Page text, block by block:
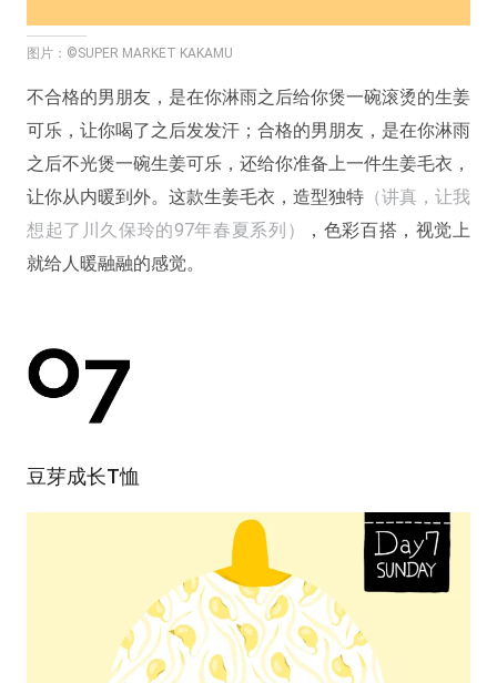
图片：©SUPER MARKET KAKAMU
不合格的男朋友，是在你淋雨之后给你煲一碗滚烫的生姜
可乐，让你喝了之后发发汗；合格的男朋友，是在你淋雨
之后不光煲一碗生姜可乐，还给你准备上一件生姜毛衣，
让你从内暖到外。这款生姜毛衣，造型独特 （讲真，让我
想起了川久保玲的97年春夏系列）
，色彩百搭，视觉上
就给人暖融融的感觉。
豆芽成长T恤